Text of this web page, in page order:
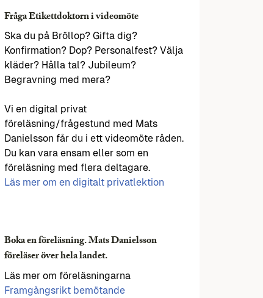
Fråga Etikettdoktorn i videomöte
Ska du på Bröllop? Gifta dig?
Konfirmation? Dop? Personalfest? Välja
kläder? Hålla tal? Jubileum?
Begravning med mera?
Vi en digital privat
föreläsning/frågestund med Mats
Danielsson får du i ett videomöte råden.
Du kan vara ensam eller som en
föreläsning med flera deltagare.
Läs mer om en digitalt privatlektion
Boka en föreläsning. Mats Danielsson
föreläser över hela landet.
Läs mer om föreläsningarna
Framgångsrikt bemötande